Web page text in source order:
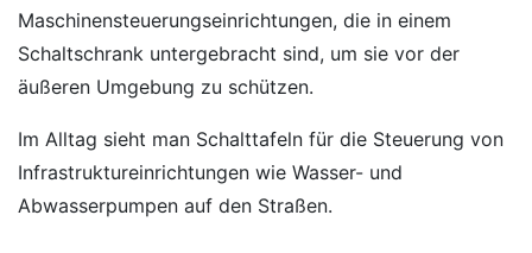
Maschinensteuerungseinrichtungen, die in einem
Schaltschrank untergebracht sind, um sie vor der
äußeren Umgebung zu schützen.
Im Alltag sieht man Schalttafeln für die Steuerung von
Infrastruktureinrichtungen wie Wasser- und
Abwasserpumpen auf den Straßen.